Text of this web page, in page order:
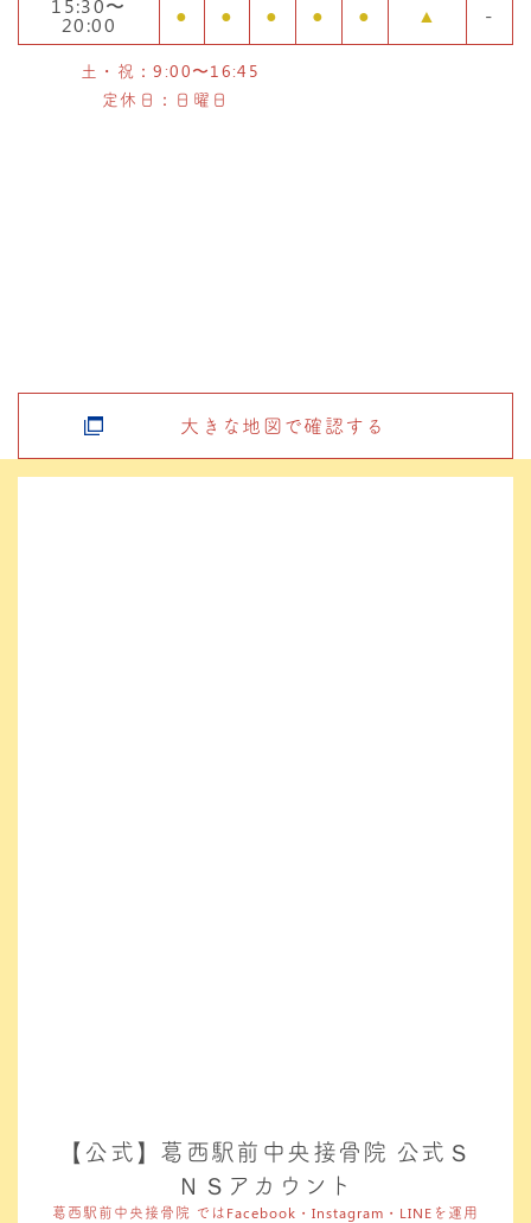
15:30〜
20:00 ● ● ● ● ● ▲ -
土・祝：9:00〜16:45
定休日：日曜日
大きな地図で確認する
【公式】葛西駅前中央接骨院 公式Ｓ
ＮＳアカウント
葛西駅前中央接骨院 ではFacebook・Instagram・LINEを運用